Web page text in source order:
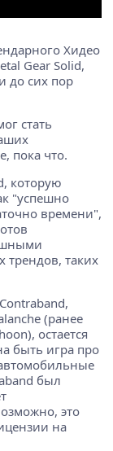
Хидео
Gear Solid,
до сих пор
стать
пока что.
которую
"успешно
времени",
трендов, таких
(ранее
остается
быть игра про
был
это
на